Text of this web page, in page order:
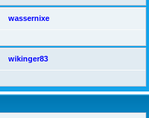
wassernixe
wikinger83